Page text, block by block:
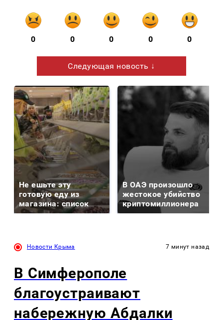
0 0 0 0 0
Следующая новость ↓
Не ешьте эту
готовую еду из
магазина: список
В ОАЭ произошло
жестокое убийство
криптомиллионера
Новости Крыма 7 минут назад
В Симферополе
благоустраивают
набережную Абдалки